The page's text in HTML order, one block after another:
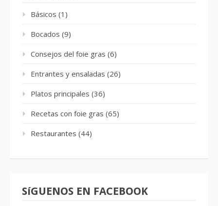
Básicos (1)
Bocados (9)
Consejos del foie gras (6)
Entrantes y ensaladas (26)
Platos principales (36)
Recetas con foie gras (65)
Restaurantes (44)
SíGUENOS EN FACEBOOK